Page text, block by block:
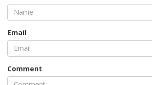
Email
Comment